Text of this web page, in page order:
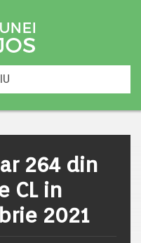
264 din
CL in
2021